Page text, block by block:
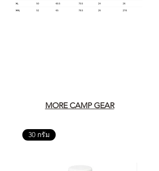
MORE CAMP GEAR
30 กรัม